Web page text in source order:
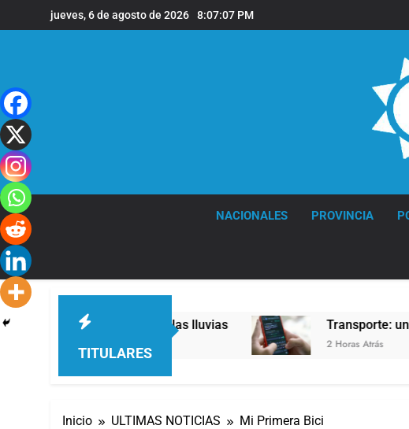
al
jueves, 6 de agosto de 2026 8:07:08 PM
NACIONALES PROVINCIA
TITULARES
en medio de las lluvias Transporte: un
2 Horas Atrás
Inicio ULTIMAS NOTICIAS Mi Primera Bici